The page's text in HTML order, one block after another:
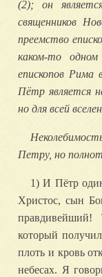
(2); он
священников
преемство
каком-то
епископов Рима
Пётр является
но для всей
Петру, но
1) И Пётр
Христос, сын
который
плоть и кровь
небесах. Я